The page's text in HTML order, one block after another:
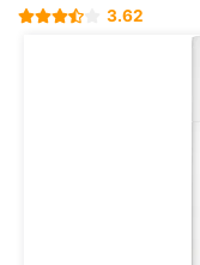
3.62